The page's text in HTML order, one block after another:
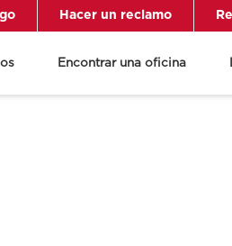
Hacer un reclamo
Encontrar una oficina